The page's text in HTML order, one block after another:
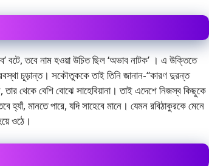
বটে, তবে নাম হওয়া উচিত ছিল ‘অভাব নাটক’ । এ উক্তিতে
চূড়ান্ত। সকৌতুককে তাই তিনি জানান-“কারণ দুরন্ত
থেকে বেশি বোঝে সাহেবিয়ানা। তাই এদেশে নিজস্ব কিছুকে
মানতে পারে, যদি সাহেবে মানে। যেমন রবিঠাকুরকে মেনে
ওঠে।